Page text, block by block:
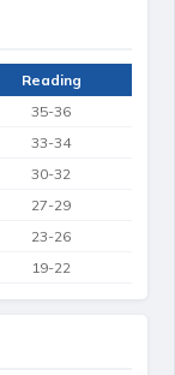
Reading
35-36
33-34
30-32
27-29
23-26
19-22